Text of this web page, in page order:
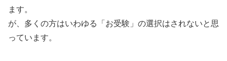
ます。
が、多くの方はいわゆる「お受験」の選択はされないと思
っています。